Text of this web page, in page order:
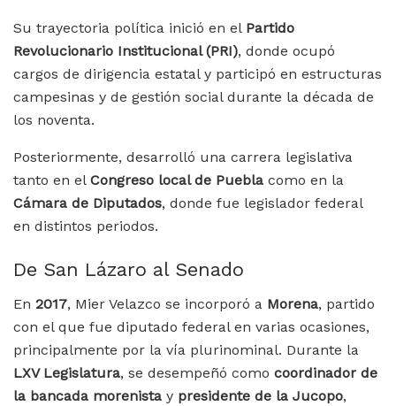
Su trayectoria política inició en el Partido
Revolucionario Institucional (PRI), donde ocupó
cargos de dirigencia estatal y participó en estructuras
campesinas y de gestión social durante la década de
los noventa.
Posteriormente, desarrolló una carrera legislativa
tanto en el Congreso local de Puebla como en la
Cámara de Diputados, donde fue legislador federal
en distintos periodos.
De San Lázaro al Senado
En 2017, Mier Velazco se incorporó a Morena, partido
con el que fue diputado federal en varias ocasiones,
principalmente por la vía plurinominal. Durante la
LXV Legislatura, se desempeñó como coordinador de
la bancada morenista y presidente de la Jucopo,